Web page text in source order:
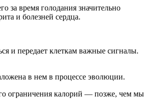
за время голодания значительно
и болезней сердца.
и передает клеткам важные сигналы.
в нем в процессе эволюции.
ограничения калорий — позже, чем мы